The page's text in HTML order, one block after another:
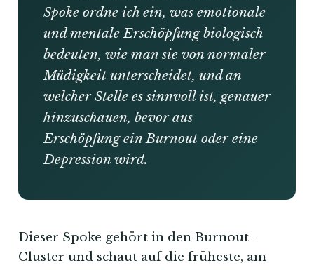
Spoke ordne ich ein, was emotionale
und mentale Erschöpfung biologisch
bedeuten, wie man sie von normaler
Müdigkeit unterscheidet, und an
welcher Stelle es sinnvoll ist, genauer
hinzuschauen, bevor aus
Erschöpfung ein Burnout oder eine
Depression wird.
Dieser Spoke gehört in den Burnout-
Cluster und schaut auf die früheste, am